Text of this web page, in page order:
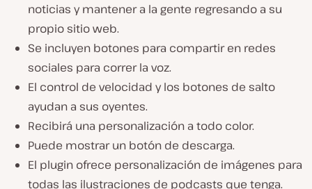
noticias y mantener a la gente regresando a su
propio sitio web.
Se incluyen botones para compartir en redes
sociales para correr la voz.
El control de velocidad y los botones de salto
ayudan a sus oyentes.
Recibirá una personalización a todo color.
Puede mostrar un botón de descarga.
El plugin ofrece personalización de imágenes para
todas las ilustraciones de podcasts que tenga.